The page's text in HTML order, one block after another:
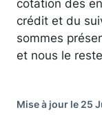
crédit et du
sommes
et nous le
Mise à jour le 25